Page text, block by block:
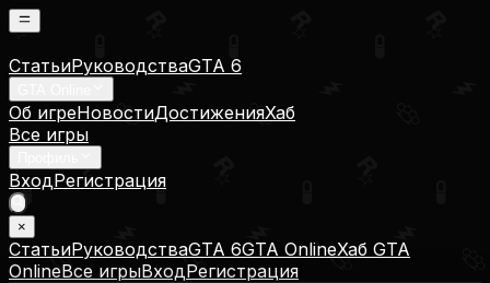
СтатьиРуководстваGTA 6
Об игреНовостиДостиженияХаб
Все игры
ВходРегистрация
×
СтатьиРуководстваGTA 6GTA OnlineХаб GTA
OnlineВсе игрыВходРегистрация